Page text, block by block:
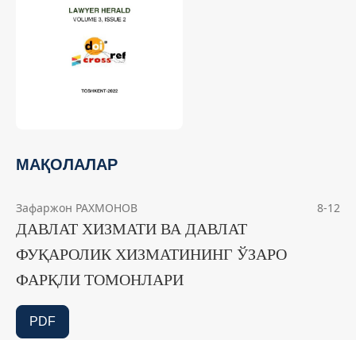
МАҚОЛАЛАР
Зафаржон РАХМОНОВ 8-12
ДАВЛАТ ХИЗМАТИ ВА ДАВЛАТ
ФУҚАРОЛИК ХИЗМАТИНИНГ ЎЗАРО
ФАРҚЛИ ТОМОНЛАРИ
PDF